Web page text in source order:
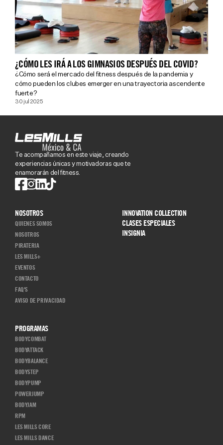
¿CÓMO LES IRÁ A LOS GIMNASIOS DESPUÉS DEL COVID?
¿Cómo será el mercado del fitness después de la pandemia y
cómo pueden los clubes emerger en una trayectoria ascendente
fuerte?
30 jul 2025
Te acompañamos en este viaje, creando
experiencias únicas y motivadoras que te
enamorarán del fitness.
NOSOTROS
QUIENES SOMOS
NOSOTROS
PIRATERIA
LES MILLS+
EVENTOS
CONTACTO
FAQ'S
AVISO DE PRIVACIDAD
PROGRAMAS
BODYCOMBAT
BODYATTACK
BODYBALANCE
BODYSTEP
BODYPUMP
POWERJUMP
BODYJAM
RPM
LES MILLS CORE
LES MILLS DANCE
INNOVATION COLLECTION
CLASES ESPECIALES
INSIGNIA